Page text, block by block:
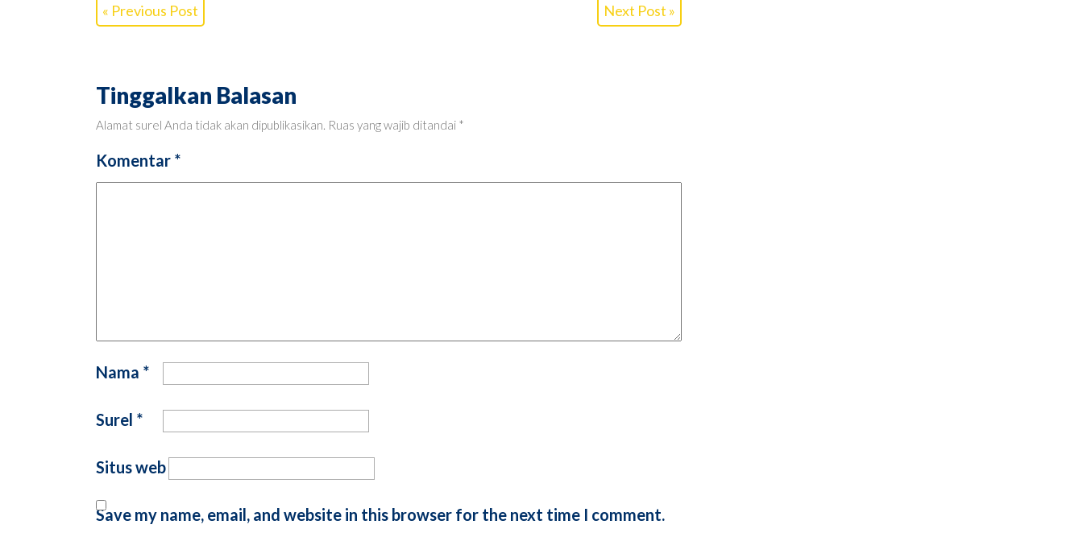
« Previous Post Next Post »
Tinggalkan Balasan
Alamat surel Anda tidak akan dipublikasikan. Ruas yang wajib ditandai *
Komentar *
Nama *
Surel *
Situs web
Save my name, email, and website in this browser for the next time I comment.